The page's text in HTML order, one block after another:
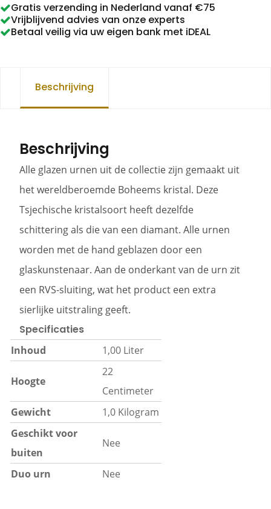
Gratis verzending in Nederland vanaf €75
Vrijblijvend advies van onze experts
Betaal veilig via uw eigen bank met iDEAL
Beschrijving
Beschrijving
Alle glazen urnen uit de collectie zijn gemaakt uit
het wereldberoemde Boheems kristal. Deze
Tsjechische kristalsoort heeft dezelfde
schittering als die van een diamant. Alle urnen
worden met de hand geblazen door een
glaskunstenaar. Aan de onderkant van de urn zit
een RVS-sluiting, wat het product een extra
sierlijke uitstraling geeft.
Specificaties
Inhoud 1,00 Liter
Hoogte
22
Centimeter
Gewicht
1,0 Kilogram
Geschikt voor
buiten
Nee
Duo urn Nee